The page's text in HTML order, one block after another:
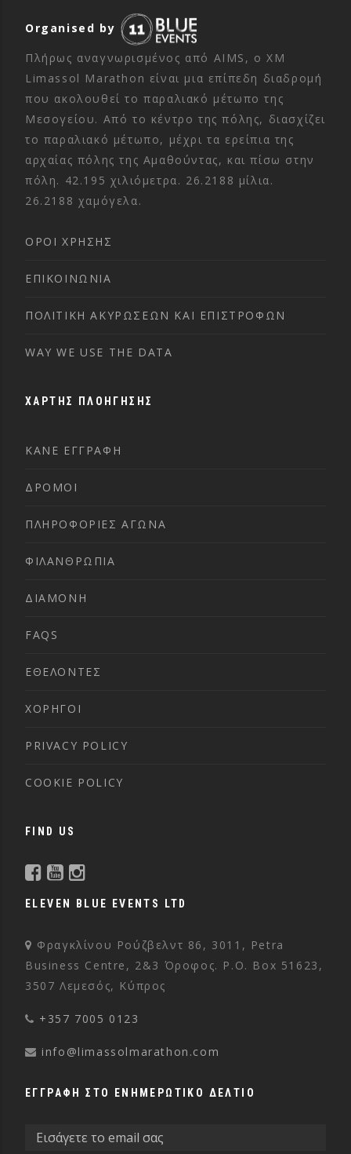
Organised by
Πλήρως αναγνωρισμένος από AIMS, ο XM
Limassol Marathon είναι μια επίπεδη διαδρομή
που ακολουθεί το παραλιακό μέτωπο της
Μεσογείου. Από το κέντρο της πόλης, διασχίζει
το παραλιακό μέτωπο, μέχρι τα ερείπια της
αρχαίας πόλης της Αμαθούντας, και πίσω στην
πόλη. 42.195 χιλιόμετρα. 26.2188 μίλια.
26.2188 χαμόγελα.
ΌΡΟΙ ΧΡΉΣΗΣ
ΕΠΙΚΟΙΝΩΝΊΑ
ΠΟΛΙΤΙΚΉ ΑΚΥΡΏΣΕΩΝ ΚΑΙ ΕΠΙΣΤΡΟΦΏΝ
WAY WE USE THE DATA
ΧΑΡΤΗΣ ΠΛΟΗΓΗΣΗΣ
ΚΑΝΕ ΕΓΓΡΑΦΗ
ΔΡΟΜΟΙ
ΠΛΗΡΟΦΟΡΙΕΣ ΑΓΩΝΑ
ΦΙΛΑΝΘΡΩΠΙΑ
ΔΙΑΜΟΝΗ
FAQS
ΕΘΕΛΟΝΤΕΣ
ΧΟΡΗΓΟΙ
PRIVACY POLICY
COOKIE POLICY
FIND US
ELEVEN BLUE EVENTS LTD
Φραγκλίνου Ρούζβελντ 86, 3011, Petra
Business Centre, 2&3 Όροφος. P.O. Box 51623,
3507 Λεμεσός, Κύπρος
+357 7005 0123
info@limassolmarathon.com
ΕΓΓΡΑΦΗ ΣΤΟ ΕΝΗΜΕΡΩΤΙΚΟ ΔΕΛΤΙΟ